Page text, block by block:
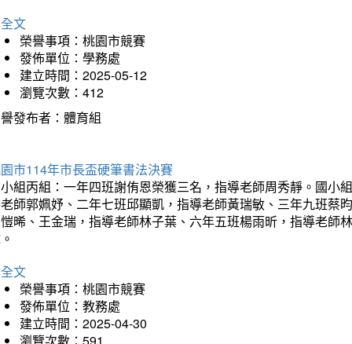
文
榮譽事項：桃園市競賽
發佈單位：學務處
建立時間：2025-05-12
瀏覽次數：412
發布者：體育組
市114年市長盃硬筆書法決賽
組丙組：一年四班謝侑恩榮獲三名，指導老師周秀靜。國小
師郭姵妤、二年七班邱顯凱，指導老師黃瑞敏、三年九班蔡
晞、王金瑞，指導老師林子葉、六年五班楊雨昕，指導老師
文
榮譽事項：桃園市競賽
發佈單位：教務處
建立時間：2025-04-30